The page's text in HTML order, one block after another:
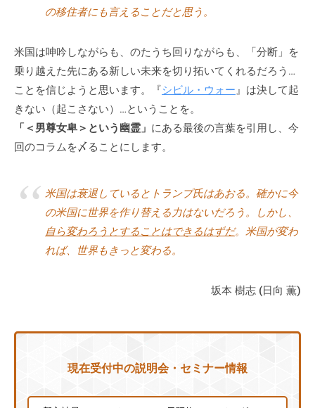
相
談
く
だ
さ
い
の移住者にも言えることだと思う。
米国は呻吟しながらも、のたうち回りながらも、「分断」を
乗り越えた先にある新しい未来を切り拓いてくれるだろう…
ことを信じようと思います。『シビル・ウォー』は決して起
きない（起こさない）…ということを。
「＜男尊女卑＞という幽霊」 にある最後の言葉を引用し、今
回のコラムを〆ることにします。
米国は衰退しているとトランプ氏はあおる。確かに今
の米国に世界を作り替える力はないだろう。しかし、
自ら変わろうとすることはできるはずだ。米国が変わ
れば、世界もきっと変わる。
坂本 樹志 (日向 薫)
現在受付中の説明会・セミナー情報